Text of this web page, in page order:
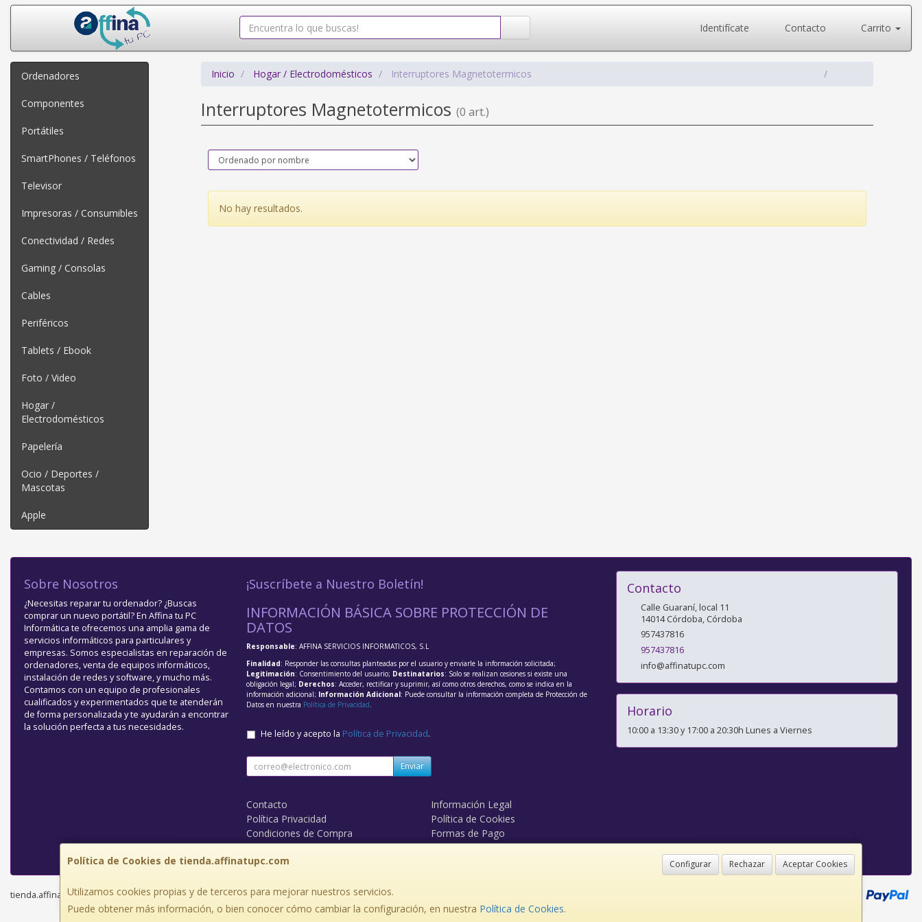
Identifícate Contacto Carrito
Ordenadores
Componentes
Portátiles
SmartPhones / Teléfonos
Televisor
Impresoras / Consumibles
Conectividad / Redes
Gaming / Consolas
Cables
Periféricos
Tablets / Ebook
Foto / Video
Hogar /
Electrodomésticos
Papelería
Ocio / Deportes /
Mascotas
Apple
Inicio Hogar / Electrodomésticos Interruptores Magnetotermicos
Interruptores Magnetotermicos (0 art.)
No hay resultados.
Política de Cookies de tienda.affinatupc.com Configurar Rechazar Aceptar Cookies
Utilizamos cookies propias y de terceros para mejorar nuestros servicios.
Puede obtener más información, o bien conocer cómo cambiar la configuración, en nuestra Política de Cookies.
Sobre Nosotros
¿Necesitas reparar tu ordenador? ¿Buscas
comprar un nuevo portátil? En Affina tu PC
Informática te ofrecemos una amplia gama de
servicios informáticos para particulares y
empresas. Somos especialistas en reparación de
ordenadores, venta de equipos informáticos,
instalación de redes y software, y mucho más.
Contamos con un equipo de profesionales
cualificados y experimentados que te atenderán
de forma personalizada y te ayudarán a encontrar
la solución perfecta a tus necesidades.
¡Suscríbete a Nuestro Boletín!
INFORMACIÓN BÁSICA SOBRE PROTECCIÓN DE
DATOS
Responsable: AFFINA SERVICIOS INFORMATICOS, S.L
Finalidad: Responder las consultas planteadas por el usuario y enviarle la información solicitada;
Legitimación: Consentimiento del usuario; Destinatarios: Solo se realizan cesiones si existe una
obligación legal; Derechos: Acceder, rectificar y suprimir, así como otros derechos, como se indica en la
información adicional; Información Adicional: Puede consultar la información completa de Protección de
Datos en nuestra Política de Privacidad.
He leído y acepto la Política de Privacidad.
Enviar
Contacto
Información Legal
Política Privacidad
Política de Cookies
Condiciones de Compra
Formas de Pago
¿Quienes Somos?
Derecho de Desistimiento
Contacto
Calle Guaraní, local 11
14014 Córdoba, Córdoba
957437816
957437816
info@affinatupc.com
Horario
10:00 a 13:30 y 17:00 a 20:30h Lunes a Viernes
tienda.affinatupc.com © 2026
, , , , España. - C.I.F.: B14981336 - Tfno: